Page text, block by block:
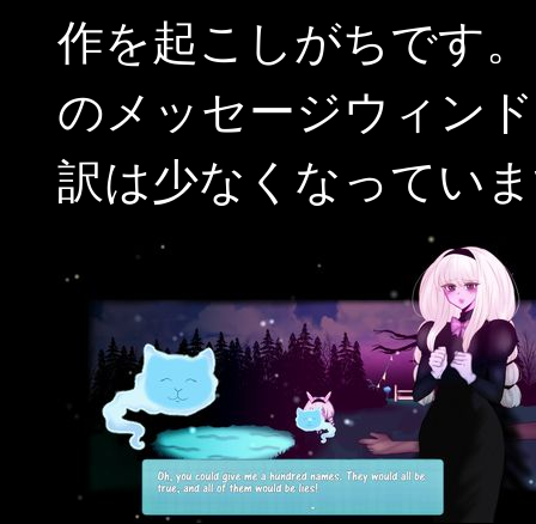
作を起こしがちです
のメッセージウィン
訳は少なくなってい